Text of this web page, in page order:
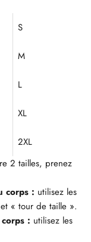
S
M
L
XL
2XL
2 tailles, prenez
corps : utilisez les
« tour de taille ».
: utilisez les